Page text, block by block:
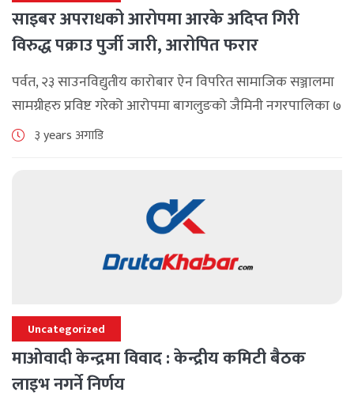
साइबर अपराधको आरोपमा आरके अदिप्त गिरी
विरुद्ध पक्राउ पुर्जी जारी, आरोपित फरार
पर्वत, २३ साउनविद्युतीय कारोबार ऐन विपरित सामाजिक सञ्जालमा
सामग्रीहरु प्रविष्ट गरेको आरोपमा बागलुङको जैमिनी नगरपालिका ७
जैदीका एक युवालाई पर्वत जिल्ला अदालतले पक्राउ पुर्जी जारी
३ years अगाडि
Uncategorized
माओवादी केन्द्रमा विवाद : केन्द्रीय कमिटी बैठक
लाइभ नगर्ने निर्णय